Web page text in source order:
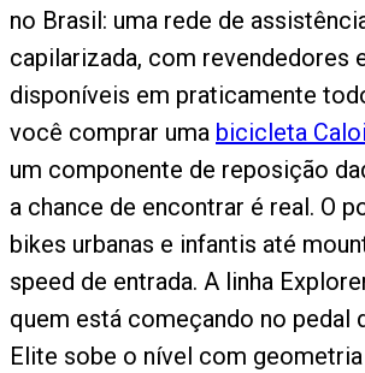
no Brasil: uma rede de
capilarizada, com revendedores
disponíveis em praticamente
você comprar uma bicicleta Caloi
um componente de reposição
a chance de encontrar é real. O
bikes urbanas e infantis até
speed de entrada. A linha
quem está começando no pedal
Elite sobe o nível com